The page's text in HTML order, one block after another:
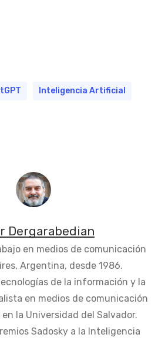
Inteligencia Artificial
Dergarabedian
en medios de comunicación
Argentina, desde 1986.
de la información y la
en medios de comunicación
la Universidad del Salvador.
Sadosky a la Inteligencia